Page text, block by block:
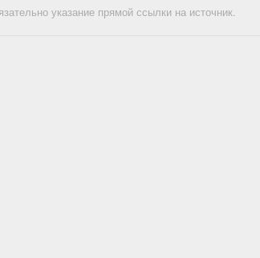
указание прямой ссылки на источник.